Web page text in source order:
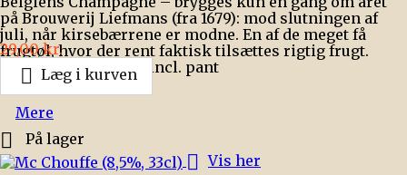
på Brouwerij Liefmans (fra 1679): mod slutningen af
juli, når kirsebærrene er modne. En af de meget få
frugtøl, hvor der rent faktisk tilsættes rigtig frugt.
Bemærk - prisen er incl. pant
Pris
29,00 kr.
 Læg i kurven
Mere
 På lager
 Vis her